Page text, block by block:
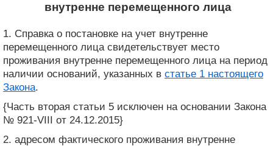
внутренне перемещенного лица
1. Справка о постановке на учет внутренне
перемещенного лица свидетельствует место
проживания внутренне перемещенного лица на период
наличии оснований, указанных в статье 1 настоящего
Закона.
{Часть вторая статьи 5 исключен на основании Закона
№ 921-VIII от 24.12.2015}
2. адресом фактического проживания внутренне